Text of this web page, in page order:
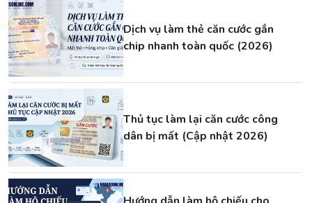
Dịch vụ làm thẻ căn cước gắn
chip nhanh toàn quốc (2026)
Thủ tục làm lại căn cước công
dân bị mất (Cập nhật 2026)